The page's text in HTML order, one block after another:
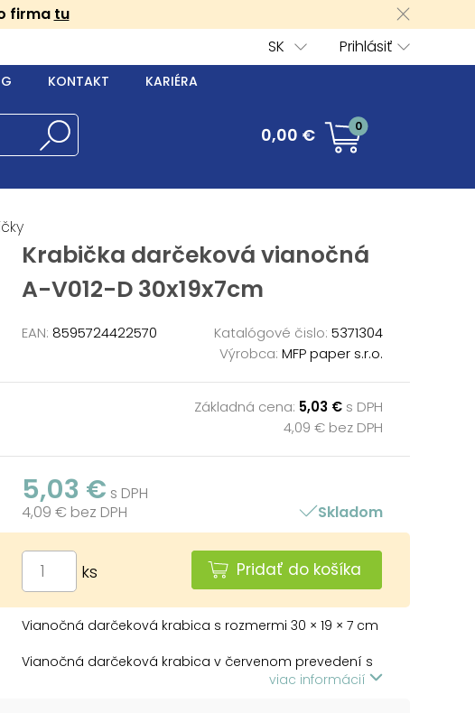
firma tu
Prihlásiť
SK
KONTAKT KARIÉRA
0,00 € 0
Krabička darčeková vianočná
A-V012-D 30x19x7cm
EAN: 8595724422570 Katalógové čislo: 5371304
Výrobca: MFP paper s.r.o.
Základná cena: 5,03 € s DPH
4,09 € bez DPH
5,03 € s DPH
4,09 € bez DPH
Skladom
ks Pridať do košíka
Vianočná darčeková krabica s rozmermi 30 × 19 × 7 cm
Vianočná darčeková krabica v červenom prevedení s
bielymi a zlatými motívmi vločiek, hviezd a ozdôb
viac informácií